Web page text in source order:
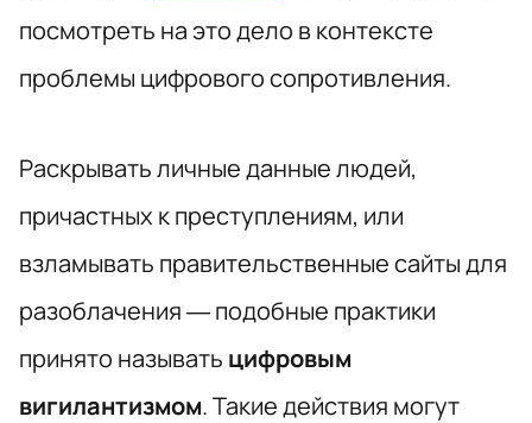
посмотреть на это дело в контексте
проблемы цифрового сопротивления.
Раскрывать личные данные людей,
причастных к преступлениям, или
взламывать правительственные сайты для
разоблачения — подобные практики
принято называть цифровым
вигилантизмом. Такие действия могут